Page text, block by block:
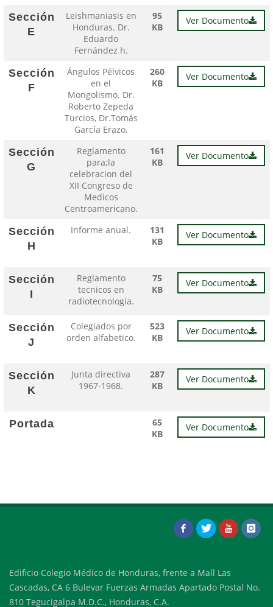
Sección
E
Leishmaniasis en
Honduras. Dr.
Eduardo
Fernández h.
95
KB
Ver Documento
Sección
F
Ángulos Pélvicos
en el
Mongolismo. Dr.
Roberto Zepeda
Turcios, Dr.Tomás
García Erazo.
260
KB
Ver Documento
Sección
G
Reglamento
para;la
celebracion del
XII Congreso de
Medicos
Centroamericano.
161
KB
Ver Documento
Sección
H
Informe anual.
131
KB
Ver Documento
Sección
I
Reglamento
tecnicos en
radiotecnologia.
75
KB
Ver Documento
Sección
J
Colegiados por
orden alfabetico.
523
KB
Ver Documento
Sección
K
Junta directiva
1967-1968.
287
KB
Ver Documento
Portada
65
KB
Ver Documento
Edificio Colegio Médico de Honduras, frente a Mall Las
Cascadas, CA 6 Bulevar Fuerzas Armadas Apartado Postal No.
810 Tegucigalpa M.D.C., Honduras, C.A.